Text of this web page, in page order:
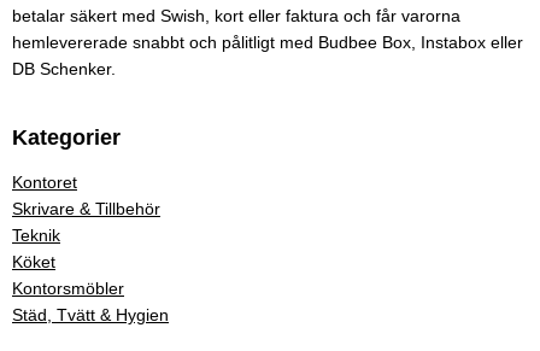
betalar säkert med Swish, kort eller faktura och får varorna
hemlevererade snabbt och pålitligt med Budbee Box, Instabox eller
DB Schenker.
Kategorier
Kontoret
Skrivare & Tillbehör
Teknik
Köket
Kontorsmöbler
Städ, Tvätt & Hygien